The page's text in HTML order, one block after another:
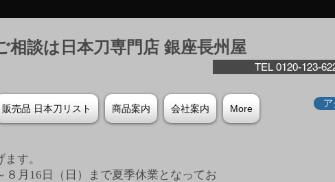
相談は日本刀専門店 銀座⻑州屋
TEL 0120-123-
販売品 日本刀リスト 商品案内 会社案内 More ア
す。
８月16日（日）まで夏季休業となってお